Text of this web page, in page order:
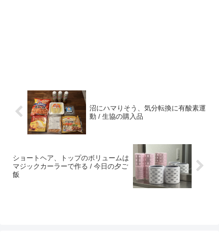
沼にハマりそう、気分転換に有酸素運
動 / 生協の購入品
ショートヘア、トップのボリュームは
マジックカーラーで作る / 今日の夕ご
飯